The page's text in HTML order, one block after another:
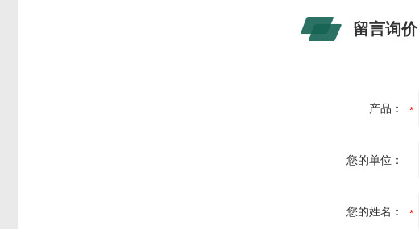
留言询价
产品：
您的单位：
您的姓名：